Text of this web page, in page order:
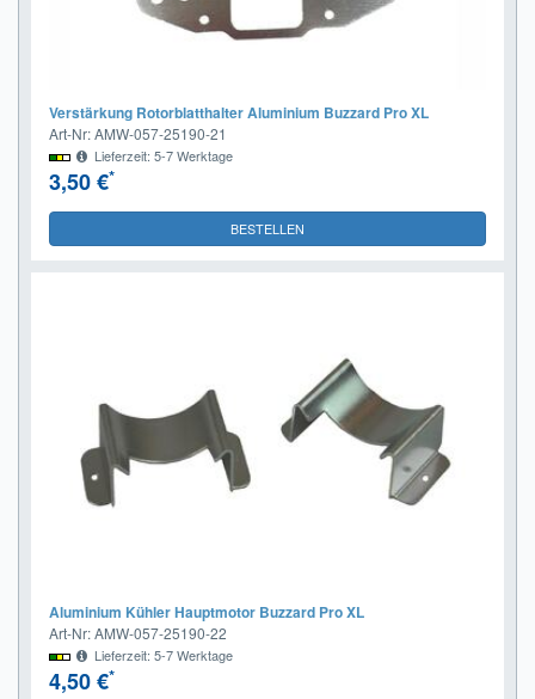
Verstärkung Rotorblatthalter Aluminium Buzzard Pro XL
Art-Nr: AMW-057-25190-21
Lieferzeit: 5-7 Werktage
3,50 €*
BESTELLEN
Aluminium Kühler Hauptmotor Buzzard Pro XL
Art-Nr: AMW-057-25190-22
Lieferzeit: 5-7 Werktage
4,50 €*